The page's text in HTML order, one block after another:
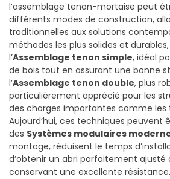
l’assemblage tenon-mortaise peut
différents modes de construction,
traditionnelles aux solutions
méthodes les plus solides et
l’Assemblage tenon simple, idéal
de bois tout en assurant une bonne
l’Assemblage tenon double, plus
particulièrement apprécié pour les
des charges importantes comme les
Aujourd’hui, ces techniques peuvent
des Systèmes modulaires
montage, réduisent le temps
d’obtenir un abri parfaitement ajusté
conservant une excellente résistance.